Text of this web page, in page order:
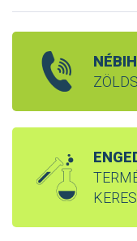
NÉBIH